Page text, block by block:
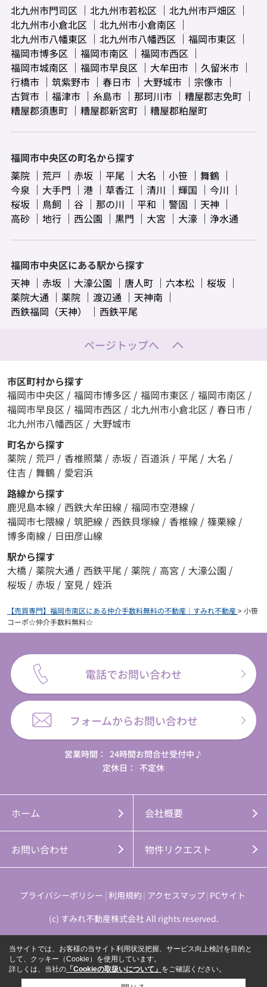
北九州市門司区
北九州市若松区
北九州市戸畑区
北九州市小倉北区
北九州市小倉南区
北九州市八幡東区
北九州市八幡西区
福岡市東区
福岡市博多区
福岡市南区
福岡市西区
福岡市城南区
福岡市早良区 大牟田市
久留米市
行橋市
筑紫野市 春日市 大野城市
宗像市
古賀市
福津市 糸島市 那珂川市
糟屋郡志免町
糟屋郡須惠町
糟屋郡新宮町 糟屋郡粕屋町
福岡市中央区の町名から探す
薬院
荒戸 赤坂 平尾 大名 小笹
舞鶴
今泉
大手門 港 草香江 清川 輝国
今川
桜坂
鳥飼 谷 那の川 平和 警固
天神
高砂
地行 西公園 黒門 大宮 大濠 浄水通
福岡市中央区にある駅から探す
天神
赤坂 大濠公園 唐人町 六本松
桜坂
薬院大通
薬院 渡辺通
天神南
西鉄福岡（天神）
西鉄平尾
ページトップへ
市区町村から探す
福岡市中央区 / 福岡市博多区 / 福岡市東区 / 福岡市南区 /
福岡市早良区 / 福岡市西区 / 北九州市小倉北区 / 春日市 /
北九州市八幡西区 / 大野城市
町名から探す
薬院 / 荒戸 / 香椎照葉 / 赤坂 / 百道浜 / 平尾 / 大名 /
住吉 / 舞鶴 / 愛宕浜
路線から探す
鹿児島本線 / 西鉄大牟田線 / 福岡市空港線 /
福岡市七隈線 / 筑肥線 / 西鉄貝塚線 / 香椎線 / 篠栗線 /
博多南線 / 日田彦山線
駅から探す
大橋 / 薬院大通 / 西鉄平尾 / 薬院 / 高宮 / 大濠公園 /
桜坂 / 赤坂 / 室見 / 姪浜
【売買専門】福岡市南区にある仲介手数料無料の不動産｜すみれ不動産>小笹
コーポ☆仲介手数料無料☆
電話でお問い合わせ
フォームからお問い合わせ
営業時間： 24時間お問合せ受付中♪
定休日：
不定休
ホーム 会社概要
お問い合わせ 物件リクエスト
プライバシーポリシー 利用規約 アクセスマップ PCサイト
(c) すみれ不動産株式会社 All rights reserved.
当サイトでは、お客様の当サイト利用状況把握、サービス向上検討を目的と
して、クッキー（Cookie）を使用しています。
詳しくは、当社の 「Cookieの取扱いについて」 をご確認ください。